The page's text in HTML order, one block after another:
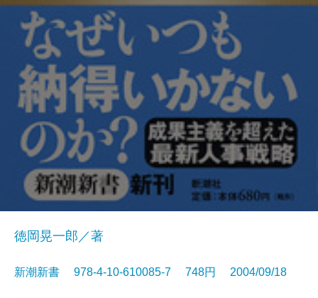
徳岡晃一郎／著
新潮新書 978-4-10-610085-7 748円 2004/09/18